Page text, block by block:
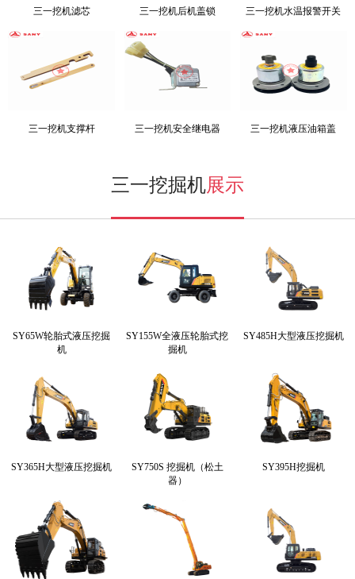
三一挖机滤芯 三一挖机后机盖锁 三一挖机水温报警开关
三一挖机支撑杆 三一挖机安全继电器 三一挖机液压油箱盖
三一挖掘机展示
SY65W轮胎式液压挖掘
机
SY155W全液压轮胎式挖
掘机
SY485H大型液压挖掘机
SY365H大型液压挖掘机
SY750S 挖掘机（松土
器）
SY395H挖掘机